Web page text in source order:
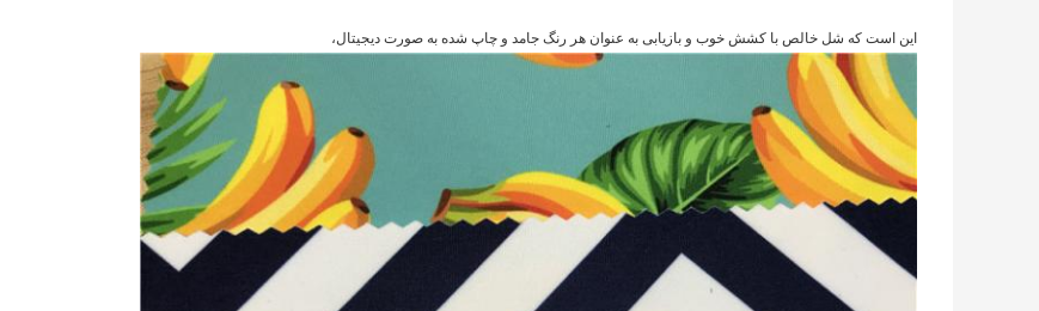
این است که شل خالص با کشش خوب و بازیابی به عنوان هر رنگ جامد و چاپ شده به صورت دیجیتال،